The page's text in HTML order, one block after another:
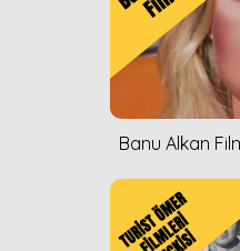
Banu Alkan